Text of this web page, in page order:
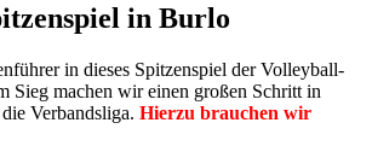
in Burlo
in dieses Spitzenspiel der Volleyball-
Sieg machen wir einen großen Schritt in
Verbandsliga. Hierzu brauchen wir